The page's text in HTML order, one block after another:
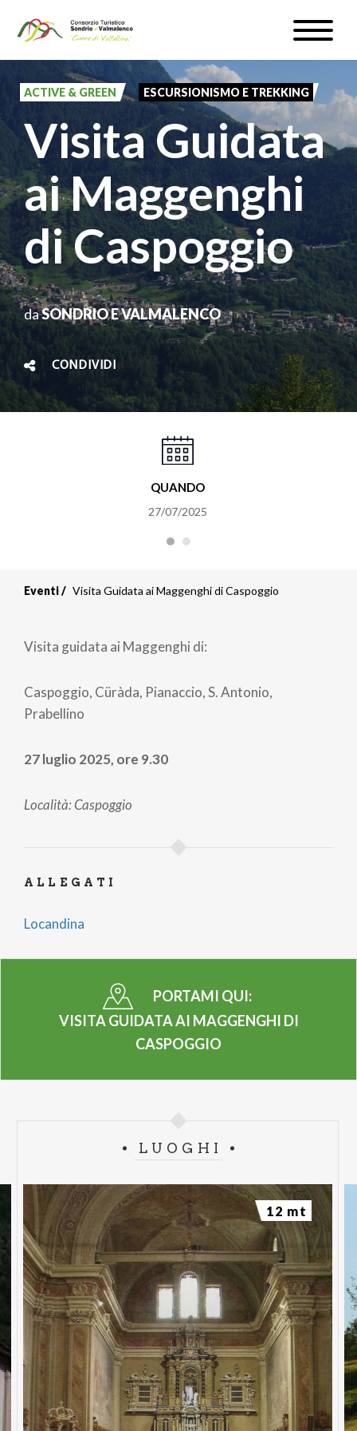
contenuto
principale
Toggle
WEBCAM & METEO
ISCRIVITI
IT
#InLOMBARDIA
ACTIVE & GREEN ESCURSIONISMO E TREKKING
Visita Guidata
ai Maggenghi
di Caspoggio
daSONDRIO E VALMALENCO
CONDIVIDI
QUANDO
27/07/2025
Eventi Visita Guidata ai Maggenghi di Caspoggio
Visita guidata ai Maggenghi di:
Caspoggio, Cüràda, Pianaccio, S. Antonio,
Prabellino
27 luglio 2025, ore 9.30
Località: Caspoggio
ALLEGATI
Locandina
PORTAMI QUI:
VISITA GUIDATA AI MAGGENGHI DI
CASPOGGIO
LUOGHI
12 mt